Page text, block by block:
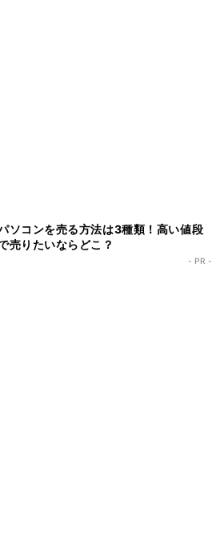
ソコンを売る方法は3種類！高い値段
売りたいならどこ？
- PR -